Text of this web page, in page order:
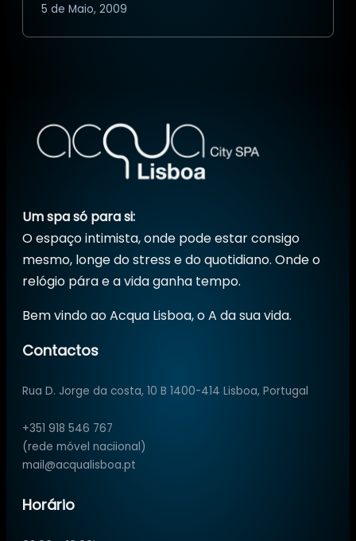
5 de Maio, 2009
Um spa só para si:
O espaço intimista, onde pode estar consigo
mesmo, longe do stress e do quotidiano. Onde o
relógio pára e a vida ganha tempo.
Bem vindo ao Acqua Lisboa, o A da sua vida.
Contactos
Rua D. Jorge da costa, 10 B 1400-414 Lisboa, Portugal
+351 918 546 767
(rede móvel naciional)
mail@acqualisboa.pt
Horário